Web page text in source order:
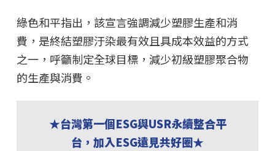
綠色和平指出，該宣言強調減少塑膠生產和消
費，是終結塑膠汙染最有效且具成本效益的方式
之一，呼籲制定全球目標，減少初級塑膠聚合物
的生產與消費。
★台灣第一個ESG與USR永續整合平
台，加入ESG遠見共好圈★